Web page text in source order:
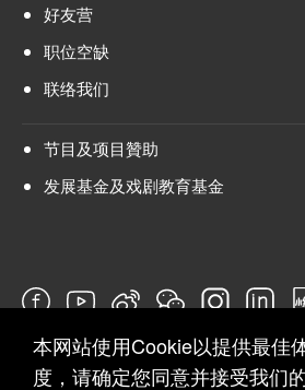
好友营
职位空缺
联络我们
节目及项目贊助
发展基金及戏剧教育基金
问卷
本网站使用Cookie以提供最佳
度，请确定您同意并接受我们